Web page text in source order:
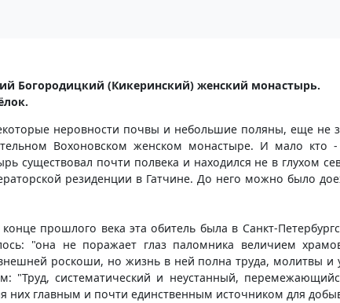
Богородицкий (Кикеринский) женский монастырь.
неровности почвы и небольшие поляны, еще не
Вохоновском женском монастыре. И мало
существовал почти полвека и находился не в глухом
резиденции в Гатчине. До него можно было
прошлого века эта обитель была в Санкт-
"она не поражает глаз паломника величием
роскоши, но жизнь в ней полна труда, молитвы
"Труд, систематический и неустанный,
них главным и почти единственным источником для